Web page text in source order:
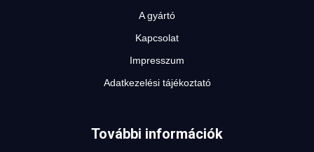
A gyártó
Kapcsolat
Impresszum
Adatkezelési tájékoztató
További információk